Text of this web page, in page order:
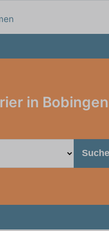
in Bobingen